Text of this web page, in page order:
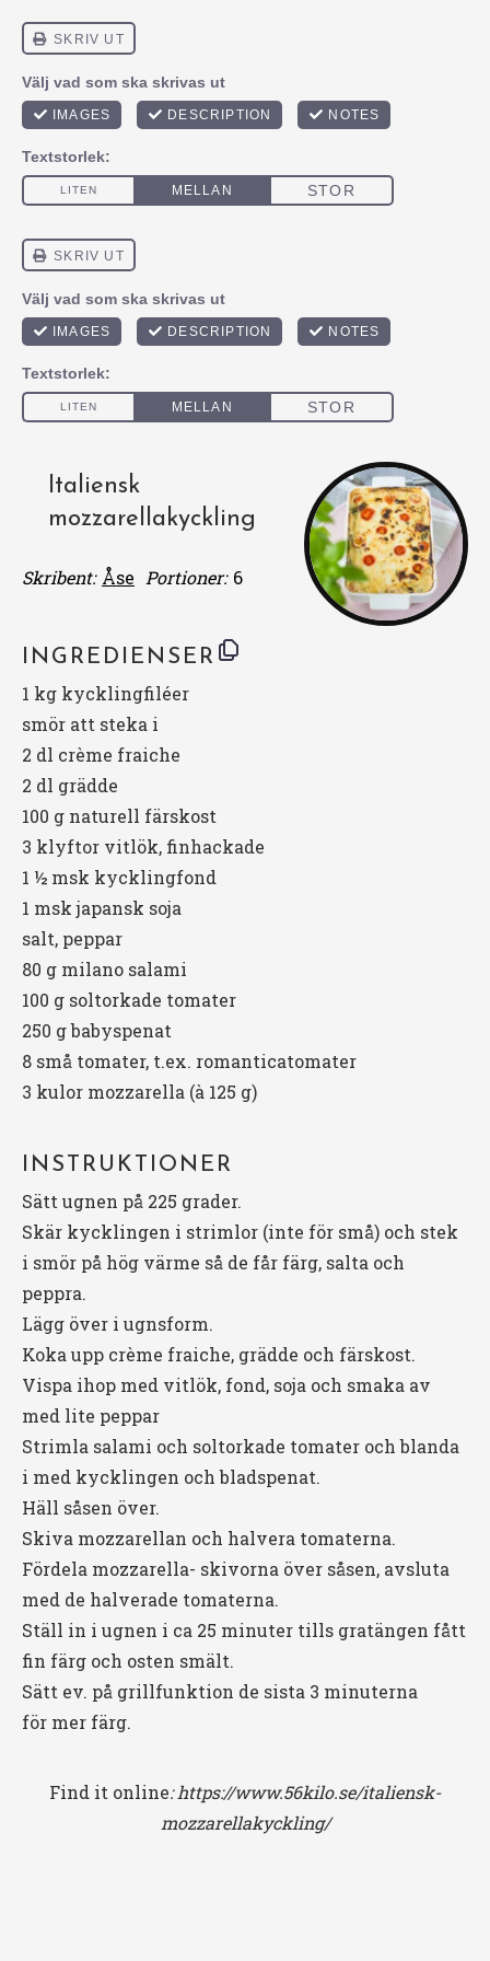
Italiensk
mozzarellakyckling
Skribent: Åse Portioner: 6
INGREDIENSER
1 kg kycklingfiléer
smör att steka i
2 dl crème fraiche
2 dl grädde
100 g naturell färskost
3 klyftor vitlök, finhackade
1 ½ msk kycklingfond
1 msk japansk soja
salt, peppar
80 g milano salami
100 g soltorkade tomater
250 gbabyspenat
8 små tomater, t.ex. romanticatomater
3 kulor mozzarella (à 125 g)
INSTRUKTIONER
Sätt ugnen på 225 grader.
Skär kycklingen i strimlor (inte för små) och stek
i smör på hög värme så de får färg, salta och
peppra.
Lägg över i ugnsform.
Koka upp crème fraiche, grädde och färskost.
Vispa ihop med vitlök, fond, soja och smaka av
med lite peppar
Strimla salami och soltorkade tomater och blanda
i med kycklingen och bladspenat.
Häll såsen över.
Skiva mozzarellan och halvera tomaterna.
Fördela mozzarella- skivorna över såsen, avsluta
med de halverade tomaterna.
Ställ in i ugnen i ca 25 minuter tills gratängen fått
fin färg och osten smält.
Sätt ev. på grillfunktion de sista 3 minuterna
för mer färg.
Find it online:https://www.56kilo.se/italiensk-
mozzarellakyckling/